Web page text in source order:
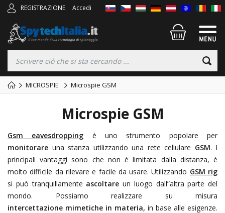
REGISTRAZIONE Accedi
MICROSPIE Microspie GSM
Microspie GSM
Gsm eavesdropping è uno strumento popolare per
monitorare una stanza utilizzando una rete cellulare GSM. I
principali vantaggi sono che non è limitata dalla distanza, è
molto difficile da rilevare e facile da usare. Utilizzando GSM rig
si può tranquillamente ascoltare un luogo dall”altra parte del
mondo. Possiamo realizzare su misura
intercettazione mimetiche in materia, in base alle esigenze.